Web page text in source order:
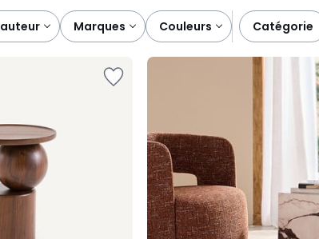
hauteur marques couleurs catégorie